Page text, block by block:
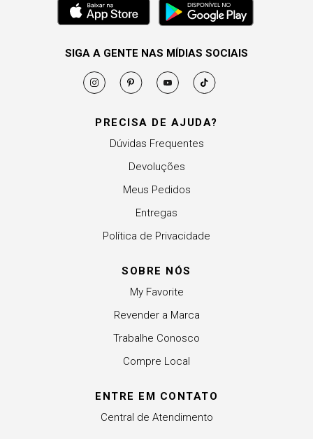
PRECISA DE AJUDA?
Dúvidas Frequentes
Devoluções
Meus Pedidos
Entregas
Política de Privacidade
SOBRE NÓS
My Favorite
Revender a Marca
Trabalhe Conosco
Compre Local
ENTRE EM CONTATO
Central de Atendimento
SIGA A GENTE NAS MÍDIAS SOCIAIS